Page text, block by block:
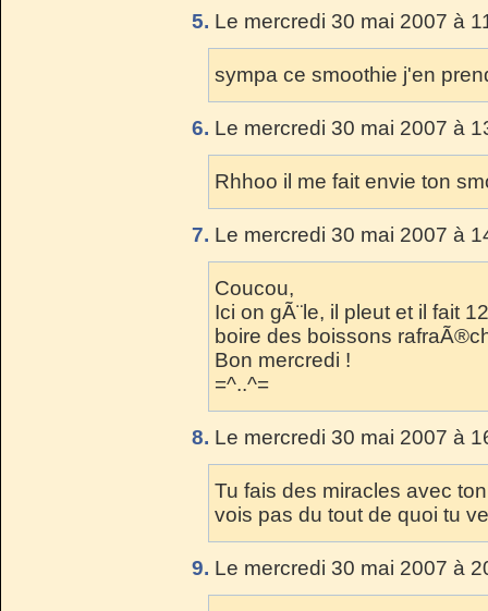
5. Le mercredi 30 mai 2007 à
sympa ce smoothie j'en
6. Le mercredi 30 mai 2007 à
Rhhoo il me fait envie ton
7. Le mercredi 30 mai 2007 à
Coucou,
Ici on gÃ¨le, il pleut et il fait
boire des boissons
Bon mercredi !
=^..^=
8. Le mercredi 30 mai 2007 à
Tu fais des miracles avec
vois pas du tout de quoi tu
9. Le mercredi 30 mai 2007 à